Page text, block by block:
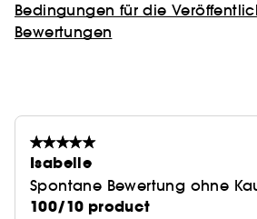
Bedingungen für die
Bewertungen
Isabelle
Spontane Bewertung ohne
100/10 product